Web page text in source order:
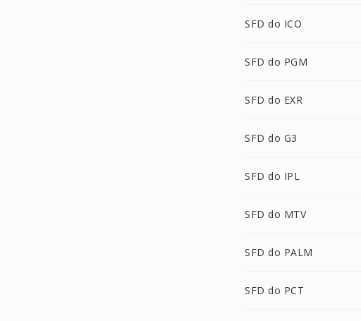
SFD do ICO
SFD do PGM
SFD do EXR
SFD do G3
SFD do IPL
SFD do MTV
SFD do PALM
SFD do PCT